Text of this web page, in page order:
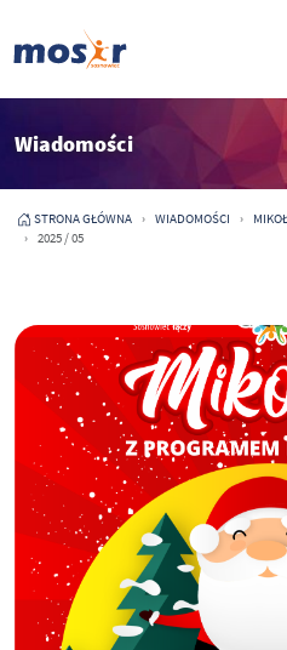
Wiadomości
STRONA GŁÓWNA WIADOMOŚCI
2025 / 05